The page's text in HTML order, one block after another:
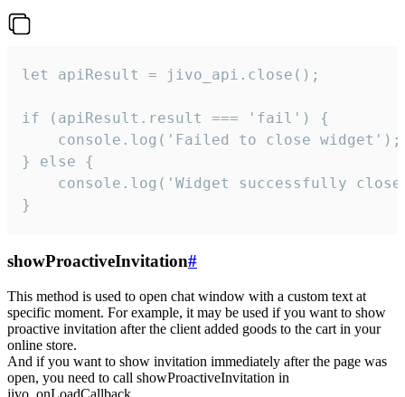
let apiResult = jivo_api.close();
if (apiResult.result === 'fail') {
    console.log('Failed to close widget');
} else {
console.log('Widget successfully
}
showProactiveInvitation#
This method is used to open chat window with a custom text at
specific moment. For example, it may be used if you want to show
proactive invitation after the client added goods to the cart in your
online store.
And if you want to show invitation immediately after the page was
open, you need to call showProactiveInvitation in
jivo_onLoadCallback.